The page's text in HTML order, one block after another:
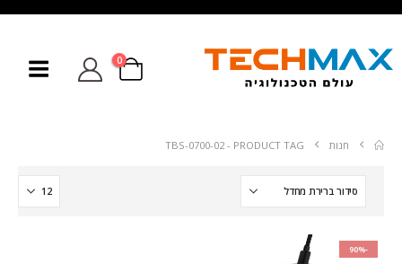
0
חנות PRODUCT TAG -
TBS-0700-02
-90%